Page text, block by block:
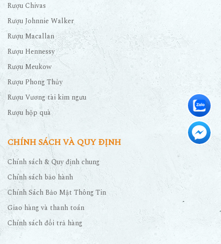
Rượu Chivas
Rượu Johnnie Walker
Rượu Macallan
Rượu Hennessy
Rượu Meukow
Rượu Phong Thủy
Rượu Vương tài kim ngưu
Rượu hộp quà
CHÍNH SÁCH VÀ QUY ĐỊNH
Chính sách & Quy định chung
Chính sách bảo hành
Chính Sách Bảo Mật Thông Tin
Giao hàng và thanh toán
Chính sách đổi trả hàng